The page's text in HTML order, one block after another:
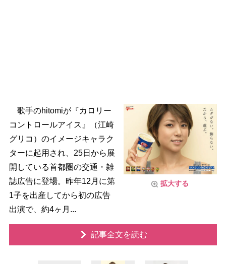
拡大する
歌手のhitomiが『カロリー
コントロールアイス』（江崎
グリコ）のイメージキャラク
ターに起用され、25日から展
開している首都圏の交通・雑
誌広告に登場。昨年12月に第
1子を出産してから初の広告
出演で、約4ヶ月...
記事全文を読む